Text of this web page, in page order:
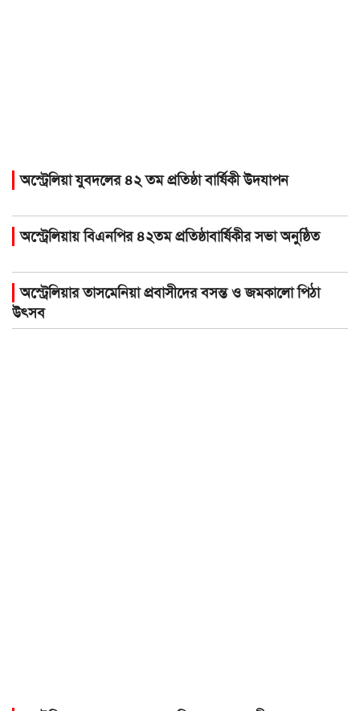
অস্ট্রেলিয়া যুবদলের ৪২ তম প্রতিষ্ঠা বার্ষিকী উদযাপন
অস্ট্রেলিয়ায় বিএনপির ৪২তম প্রতিষ্ঠাবার্ষিকীর সভা অনুষ্ঠিত
অস্ট্রেলিয়ার তাসমেনিয়া প্রবাসীদের বসন্ত ও জমকালো পিঠা
উৎসব